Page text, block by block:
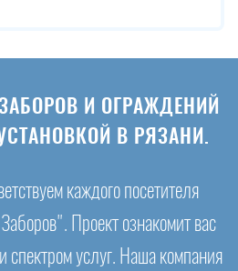
И ОГРАЖДЕНИЙ
В РЯЗАНИ.
каждого посетителя
Проект ознакомит вас
спектром услуг. Наша компания